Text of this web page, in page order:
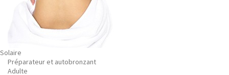
Solaire
Préparateur et autobronzant
Adulte